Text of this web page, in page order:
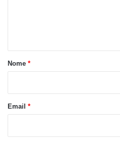
oNome *
Email *